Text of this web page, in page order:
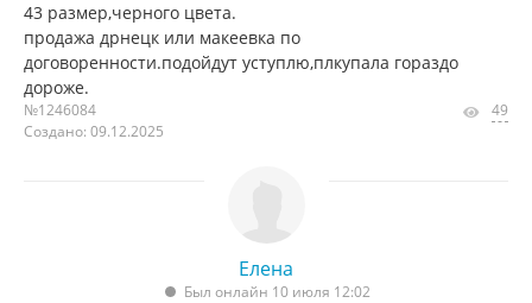
43 размер,черного цвета.
продажа дрнецк или макеевка по
договоренности.подойдут уступлю,плкупала гораздо
дороже.
№1246084
Создано: 09.12.2025
49
Елена
Был онлайн 10 июля 12:02